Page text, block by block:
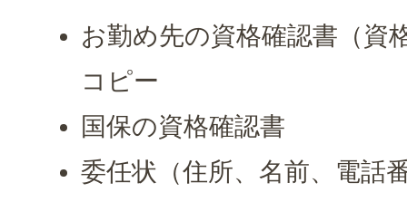
お勤め先の資格確認書（資
コピー
国保の資格確認書
委任状（住所、名前、電話